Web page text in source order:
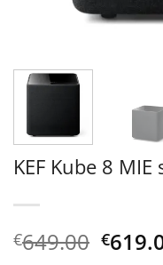
KEF Kube 8
€649.00 Algne
€